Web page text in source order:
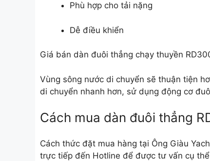
Phù hợp cho tải nặng
Dễ điều khiển
Giá bán dàn đuôi thẳng chạy thuyền
Vùng sông nước di chuyển sẽ thuận tiện
di chuyển nhanh hơn, sử dụng động cơ
Cách mua dàn đuôi thẳng
Cách thức đặt mua hàng tại Ông Giàu
trực tiếp đến Hotline để được tư vấn cụ